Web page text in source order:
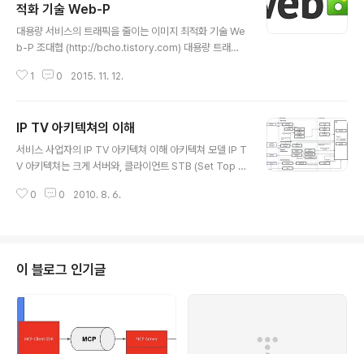
d/crashlytics) 모바일앱에 대한 크래쉬 내용에 대한 수
집 및 분석 기능을 제공한다. 특이한 사항으로는 크래쉬 분
석 뿐만 아니라, 베타 사용자나 테스터들에게 앱을 배포할
수 있는 기능을 제공하고 베타 테스트 사항을 추적할 수 있
는 기능을 제공한..
적화 기술 Web-P
대용량 서비스의 트래픽을 줄이는 이미지 최적화 기술 We
b-P 조대협 (http://bcho.tistory.com) 대용량 트래픽
비용에 대한 문제이다.특히 미디어 서비스의 경우, 네트워
G/LTE 망을 통해서 이미지나 동영상을 다운로드 받는 경
우, 데이타 사용량에 실제로 연관이 되기 때문에 점점 더 멀
티미디어 파일 포맷에 대한 용량 최적화가 문제로 대두 되
G을 대체할 이미지 포맷으로 BNG,구글 Web-P, Micro
1 0 2015. 11. 12.
IP TV 아키텍쳐의 이해
서비스 사업자의 IP TV 아키텍쳐 이해 아키텍쳐 모델 IP T
V 아키텍쳐는 크게 서버와, 클라이언트 STB (Set Top B
와 중계 센터) 서버 쪽은 중앙 방송 센터와 각 지역을 커버
송 센터와 중계 센터 사이는 고속 Private 네트워크를 통
해서 연결이 되어 있다. 중계 센터에서는 각 가정으로 Qos
망 또는 Private 망 기반의 IP망을 이용해서 서비스를 제
기반의 Storage 서비스 및 Stre..
0 0 2010. 8. 6.
이 블로그 인기글